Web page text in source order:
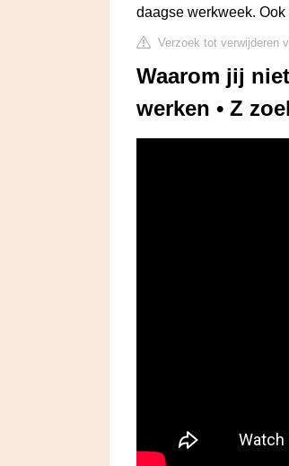
daagse werkweek.
Verzoek tot verwijderen
Waarom jij
werken • Z